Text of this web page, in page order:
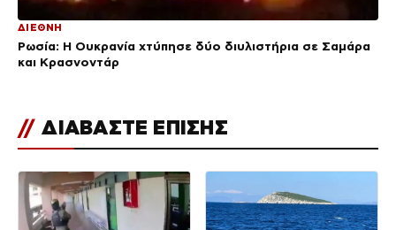
ΔΙΕΘΝΗ
Ρωσία: Η Ουκρανία χτύπησε δύο διυλιστήρια σε Σαμάρα
και Κρασνοντάρ
// ΔΙΑΒΑΣΤΕ ΕΠΙΣΗΣ